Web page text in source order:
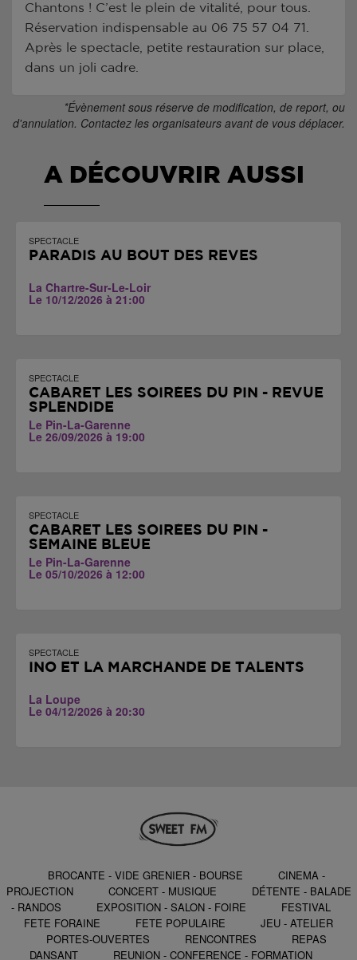
Chantons ! C’est le plein de vitalité, pour tous.
Réservation indispensable au 06 75 57 04 71.
Après le spectacle, petite restauration sur place,
dans un joli cadre.
*Évènement sous réserve de modification, de report, ou
d'annulation. Contactez les organisateurs avant de vous déplacer.
A DÉCOUVRIR AUSSI
SPECTACLE
PARADIS AU BOUT DES RÊVES
La Chartre-Sur-Le-Loir
Le 10/12/2026 à 21:00
SPECTACLE
CABARET LES SOIRÉES DU PIN - REVUE
SPLENDIDE
Le Pin-La-Garenne
Le 26/09/2026 à 19:00
SPECTACLE
CABARET LES SOIRÉES DU PIN -
SEMAINE BLEUE
Le Pin-La-Garenne
Le 05/10/2026 à 12:00
SPECTACLE
INO ET LA MARCHANDE DE TALENTS
La Loupe
Le 04/12/2026 à 20:30
BROCANTE - VIDE GRENIER - BOURSE
CINEMA -
PROJECTION
CONCERT - MUSIQUE
DÉTENTE - BALADE
- RANDOS
EXPOSITION - SALON - FOIRE
FESTIVAL
FETE FORAINE
FETE POPULAIRE
JEU - ATELIER
PORTES-OUVERTES
RENCONTRES
REPAS
DANSANT
REUNION - CONFERENCE - FORMATION